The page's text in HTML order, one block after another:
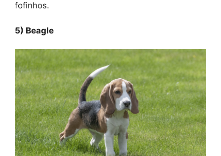
fofinhos.
5) Beagle